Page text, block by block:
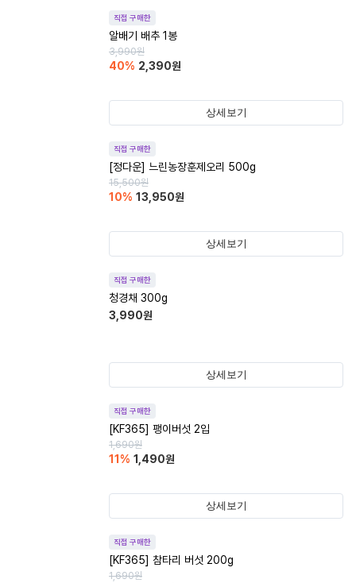
직접 구매한
알배기 배추 1봉
3,990원
40% 2,390원
상세보기
직접 구매한
[정다운] 느린농장훈제오리 500g
15,500원
10% 13,950원
상세보기
직접 구매한
청경채 300g
3,990원
상세보기
직접 구매한
[KF365] 팽이버섯 2입
1,690원
11 % 1,490원
상세보기
직접 구매한
[KF365] 참타리 버섯 200g
1,690원